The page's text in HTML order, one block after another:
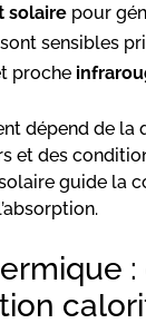
solaire pour
sensibles
proche
dépend de la
et des
guide la